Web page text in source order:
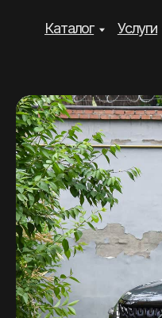
Каталог Услуги